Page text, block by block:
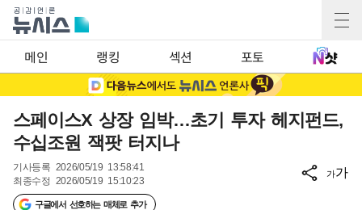
메인 랭킹 섹션 포토
스페이스X 상장 임박…초기 투자 헤지펀드,
수십조원 잭팟 터지나
기사등록 2026/05/19 13:58:41
최종수정 2026/05/19 15:10:23
구글에서 선호하는 매체로 추가
가가